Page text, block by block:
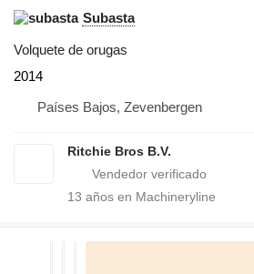
Subasta
Volquete de orugas
2014
Países Bajos, Zevenbergen
Ritchie Bros B.V.
13 años en Machineryline